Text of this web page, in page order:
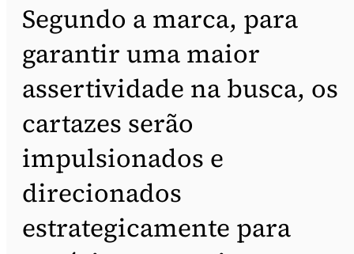
Segundo a marca, para
garantir uma maior
assertividade na busca, os
cartazes serão
impulsionados e
direcionados
estrategicamente para